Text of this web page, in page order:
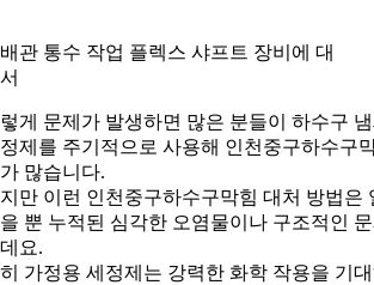
관 통수 작업 플렉스 샤프트 장비에 대
게 문제가 발생하면 많은 분들이 하수구
제를 주기적으로 사용해 인천중구하수구
많습니다.
만 이런 인천중구하수구막힘 대처 방법은
뿐 누적된 심각한 오염물이나 구조적인
요.
가정용 세정제는 강력한 화학 작용을 기